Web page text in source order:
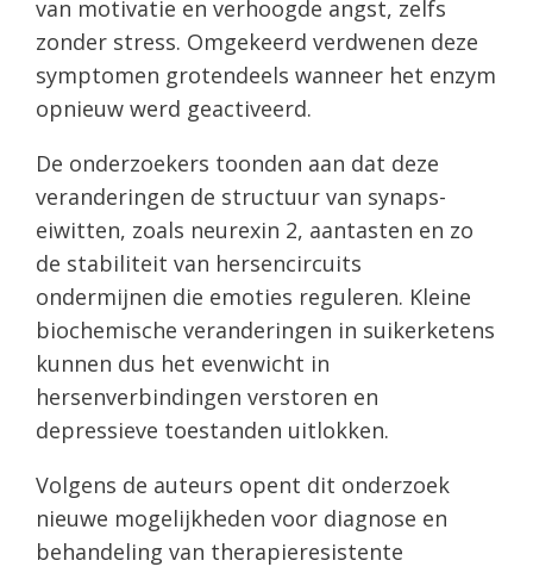
van motivatie en verhoogde angst, zelfs
zonder stress. Omgekeerd verdwenen deze
symptomen grotendeels wanneer het enzym
opnieuw werd geactiveerd.
De onderzoekers toonden aan dat deze
veranderingen de structuur van synaps-
eiwitten, zoals neurexin 2, aantasten en zo
de stabiliteit van hersencircuits
ondermijnen die emoties reguleren. Kleine
biochemische veranderingen in suikerketens
kunnen dus het evenwicht in
hersenverbindingen verstoren en
depressieve toestanden uitlokken.
Volgens de auteurs opent dit onderzoek
nieuwe mogelijkheden voor diagnose en
behandeling van therapieresistente